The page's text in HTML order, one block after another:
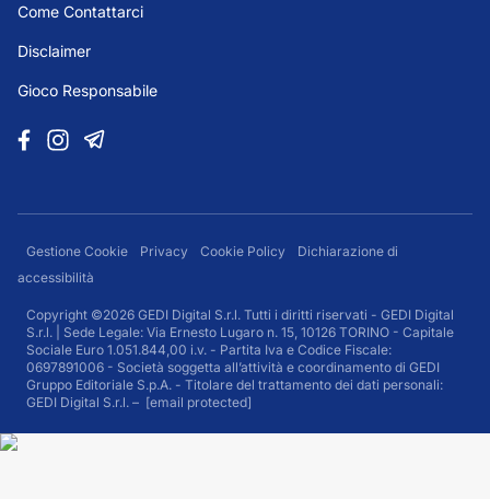
Come Contattarci
Disclaimer
Gioco Responsabile
Gestione Cookie Privacy Cookie Policy
Dichiarazione di
accessibilità
Copyright ©2026 GEDI Digital S.r.l. Tutti i diritti riservati - GEDI Digital
S.r.l. | Sede Legale: Via Ernesto Lugaro n. 15, 10126 TORINO - Capitale
Sociale Euro 1.051.844,00 i.v. - Partita Iva e Codice Fiscale:
0697891006 - Società soggetta all’attività e coordinamento di GEDI
Gruppo Editoriale S.p.A. - Titolare del trattamento dei dati personali:
GEDI Digital S.r.l. – [email protected]